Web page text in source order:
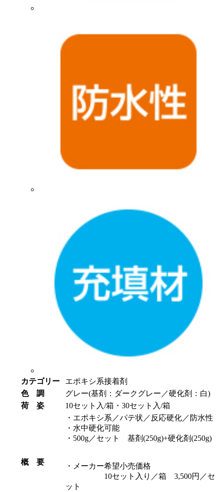
カテゴリー
エポキシ系接着剤
色 調
グレー(基剤：ダークグレー／硬化剤：白)
荷 姿
10セット入/箱・30セット入/箱
概 要
・エポキシ系／パテ状／反応硬化／防水性
・水中硬化可能
・500g／セット 基剤(250g)+硬化剤(250g)
・メーカー希望小売価格
10セット入り／箱 3,500円／セ
ット